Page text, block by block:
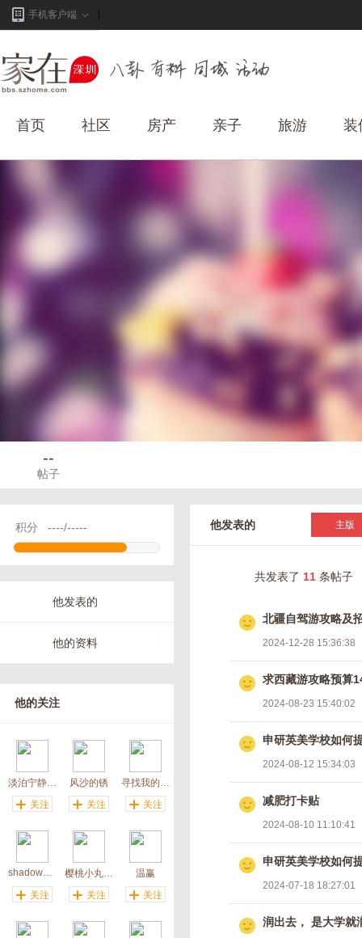
手机客户端
首页 社区 房产 亲子 旅游 装
--
帖子
积分 ----/-----
他发表的
他的资料
他的关注
淡泊宁静11
关注
风沙的锈
关注
寻找我的范柳原
关注
shadowdaning
关注
樱桃小丸子妈妈
关注
温赢
关注
他发表的 主版
共发表了 11 条帖子
北疆自驾游攻略及
2024-12-28 15:36:38
求西藏游攻略预算
2024-08-23 15:40:02
申研英美学校如何
2024-08-12 15:34:03
减肥打卡贴
2024-08-10 11:10:41
申研英美学校如何
2024-07-18 18:27:01
润出去， 是大学就